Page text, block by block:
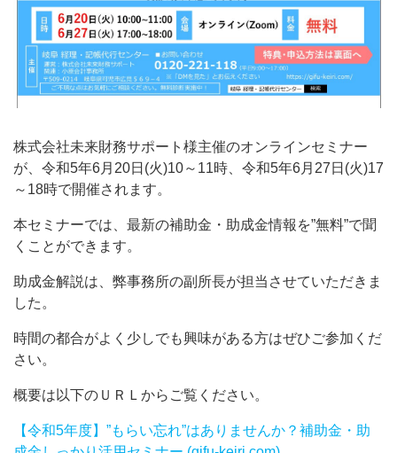
株式会社未来財務サポート様主催のオンラインセミナー
が、令和5年6月20日(火)10～11時、令和5年6月27日(火)17
～18時で開催されます。
本セミナーでは、最新の補助金・助成金情報を”無料”で聞
くことができます。
助成金解説は、弊事務所の副所長が担当させていただきま
した。
時間の都合がよく少しでも興味がある方はぜひご参加くだ
さい。
概要は以下のＵＲＬからご覧ください。
【令和5年度】”もらい忘れ”はありませんか？補助金・助